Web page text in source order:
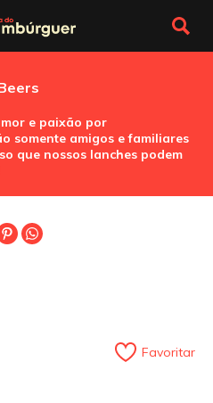
e paixão por
somente amigos e familiares
que nossos lanches podem
Favoritar